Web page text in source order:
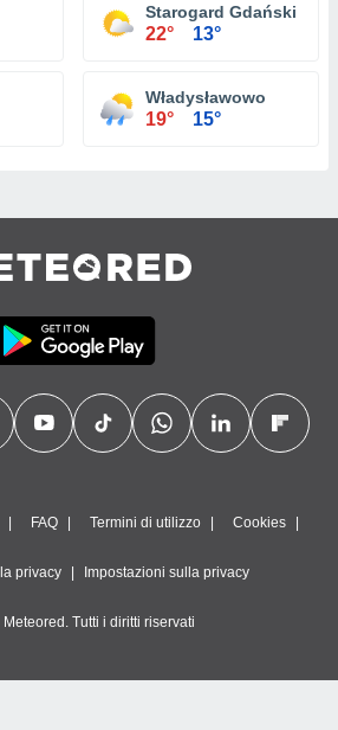
Starogard Gdański
22° 13°
Władysławowo
19° 15°
FAQ Termini di utilizzo Cookies
privacy Impostazioni sulla privacy
Tutti i diritti riservati